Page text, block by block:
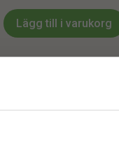
Lägg till i varukorg